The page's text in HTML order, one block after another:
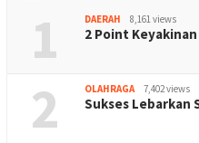
1 DAERAH 8,161 views
2 Point
2 OLAHRAGA 7,402 views
Sukses Lebarkan